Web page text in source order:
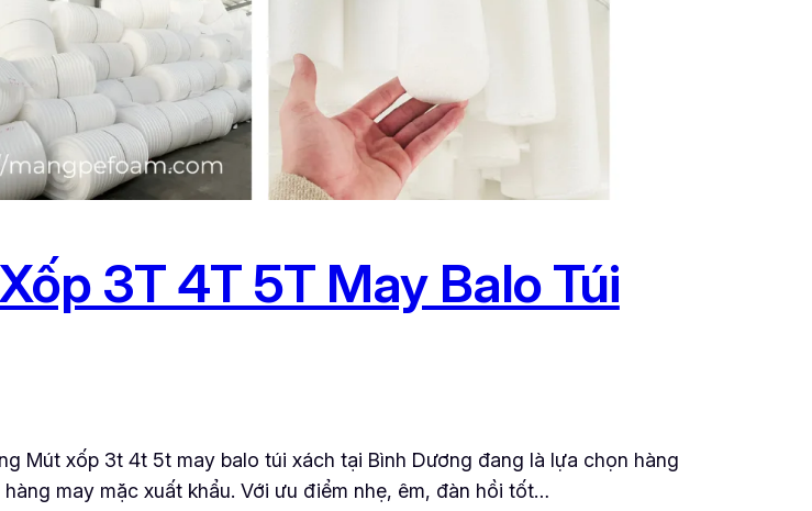
3T 4T 5T May Balo Túi
Mút xốp 3t 4t 5t may balo túi xách tại Bình Dương đang là lựa chọn hàng
may mặc xuất khẩu. Với ưu điểm nhẹ, êm, đàn hồi tốt…